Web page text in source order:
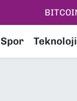
Spor Teknoloji